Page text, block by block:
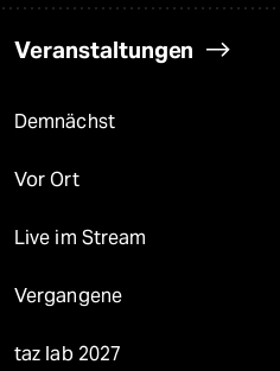
Veranstaltungen
Demnächst
Vor Ort
Live im Stream
Vergangene
taz lab 2027